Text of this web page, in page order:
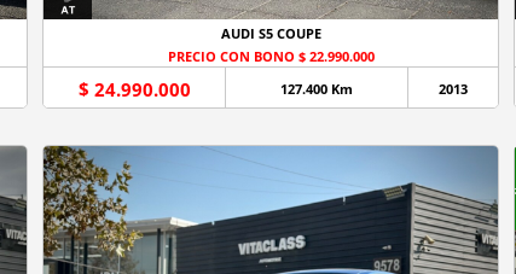
AUDI S5 COUPE
PRECIO CON BONO $ 22.990.000
$ 24.990.000 127.400 Km 2013